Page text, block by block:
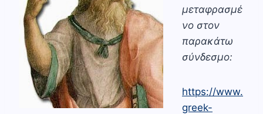
μεταφρασμέ
νο στον
παρακάτω
σύνδεσμο:
https://www.
greek-